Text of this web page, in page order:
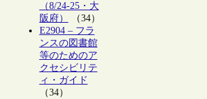
（8/24-25・大
阪府）
（34）
E2904 – フラ
ンスの図書館
等のためのア
クセシビリテ
ィ・ガイド
（34）